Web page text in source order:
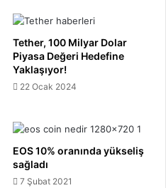
Tether, 100 Milyar Dolar
Piyasa Değeri Hedefine
Yaklaşıyor!
22 Ocak 2024
EOS 10% oranında yükseliş
sağladı
7 Şubat 2021